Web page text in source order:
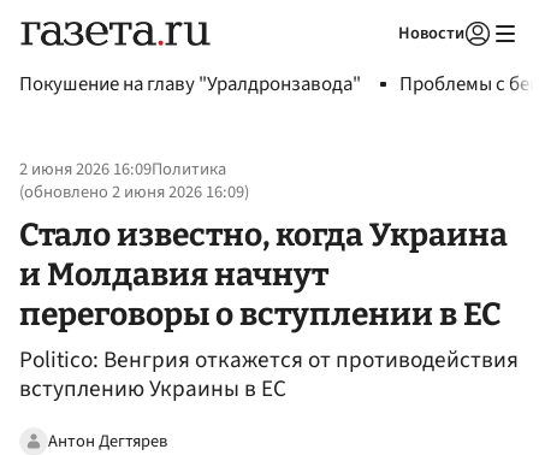
Новости
Покушение на главу "Уралдронзавода" Проблемы с
2 июня 2026 16:09Политика
(обновлено2 июня 2026 16:09)
Стало известно, когда Украина
и Молдавия начнут
переговоры о вступлении в ЕС
Politico: Венгрия откажется от противодействия
вступлению Украины в ЕС
Антон Дегтярев